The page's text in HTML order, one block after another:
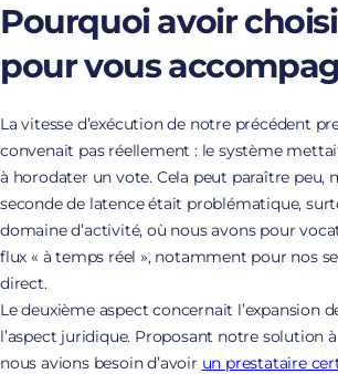
Pourquoi avoir
pour vous
La vitesse d’exécution de notre précédent
convenait pas réellement : le système
à horodater un vote. Cela peut paraître peu,
seconde de latence était problématique,
domaine d’activité, où nous avons pour
flux « à temps réel », notamment pour nos
direct.
Le deuxième aspect concernait l’expansion
l’aspect juridique. Proposant notre solution
nous avions besoin d’avoir un prestataire